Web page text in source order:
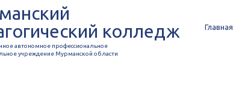
колледж
автономное профессиональное
учреждение Мурманской области
Главная